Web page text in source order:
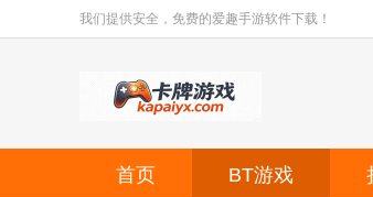
我们提供安全，免费的爱趣手游软件下载！
首页 BT游戏